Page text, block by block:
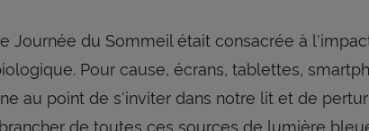
Journée du Sommeil était consacrée à
Pour cause, écrans, tablettes,
au point de s'inviter dans notre lit et de
de toutes ces sources de lumière